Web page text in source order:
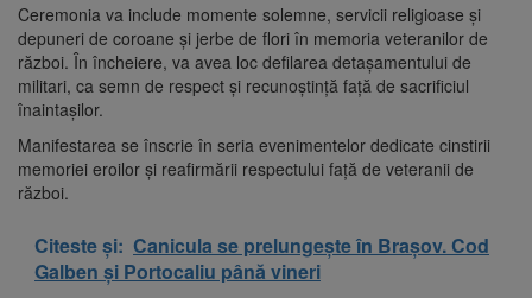
Ceremonia va include momente solemne, servicii religioase și
depuneri de coroane și jerbe de flori în memoria veteranilor de
război. În încheiere, va avea loc defilarea detașamentului de
militari, ca semn de respect și recunoștință față de sacrificiul
înaintașilor.
Manifestarea se înscrie în seria evenimentelor dedicate cinstirii
memoriei eroilor și reafirmării respectului față de veteranii de
război.
Citeste și: Canicula se prelungește în Brașov. Cod
Galben și Portocaliu până vineri